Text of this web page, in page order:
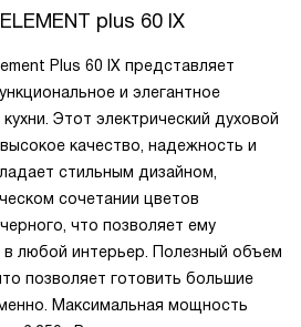
ELEMENT plus 60 IX
Plus 60 IX представляет
и элегантное
Этот электрический духовой
качество, надежность и
стильным дизайном,
сочетании цветов
что позволяет ему
в любой интерьер. Полезный объем
позволяет готовить большие
Максимальная мощность